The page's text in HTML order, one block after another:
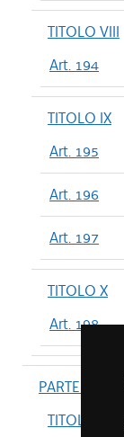
TITOLO VIII
Art. 194
TITOLO IX
Art. 195
Art. 196
Art. 197
TITOLO X
Art. 198
PARTE IV
TITOLO I